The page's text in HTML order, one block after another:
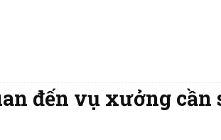
đến vụ xưởng cần